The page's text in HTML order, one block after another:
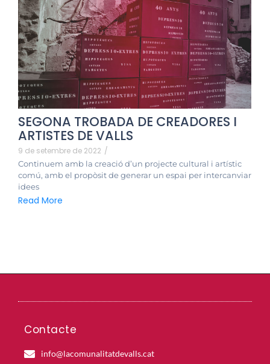
SEGONA TROBADA DE CREADORES I
ARTISTES DE VALLS
9 de setembre de 2022 /
Continuem amb la creació d’un projecte cultural i artístic
comú, amb el propòsit de generar un espai per intercanviar
idees
Read More
Contacte
info@lacomunalitatdevalls.cat